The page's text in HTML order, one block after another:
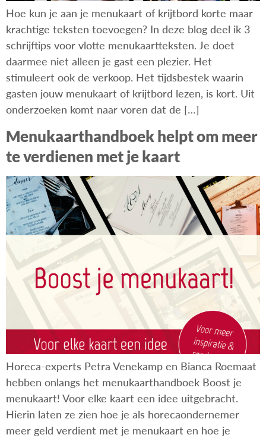
Hoe kun je aan je menukaart of krijtbord korte maar
krachtige teksten toevoegen? In deze blog deel ik 3
schrijftips voor vlotte menukaartteksten. Je doet
daarmee niet alleen je gast een plezier. Het
stimuleert ook de verkoop. Het tijdsbestek waarin
gasten jouw menukaart of krijtbord lezen, is kort. Uit
onderzoeken komt naar voren dat de […]
Menukaarthandboek helpt om meer
te verdienen met je kaart
Horeca-experts Petra Venekamp en Bianca Roemaat
hebben onlangs het menukaarthandboek Boost je
menukaart! Voor elke kaart een idee uitgebracht.
Hierin laten ze zien hoe je als horecaondernemer
meer geld verdient met je menukaart en hoe je